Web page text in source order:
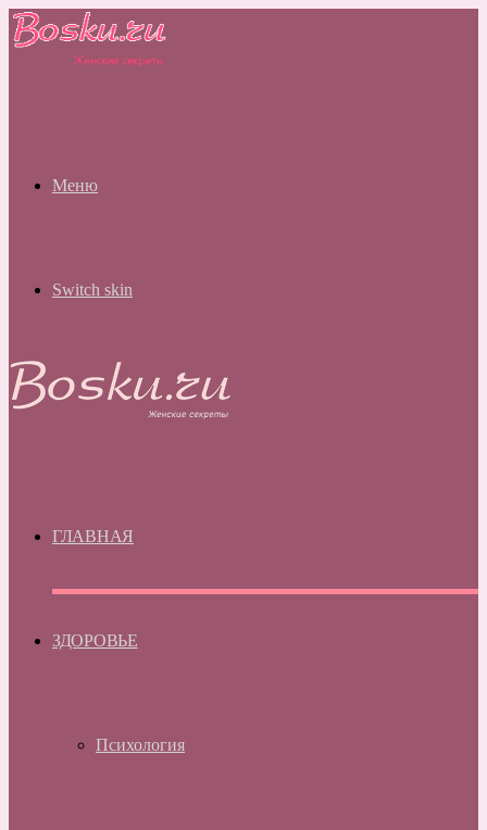
Меню
Switch skin
ГЛАВНАЯ
ЗДОРОВЬЕ
Психология